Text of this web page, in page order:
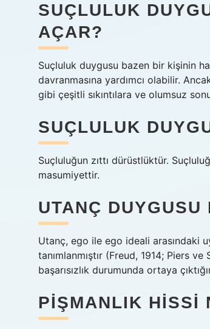
SUÇLULUK
AÇAR?
Suçluluk duygusu bazen bir kişinin
davranmasına yardımcı olabilir.
gibi çeşitli sıkıntılara ve olumsuz
SUÇLULUK
Suçluluğun zıttı dürüstlüktür.
masumiyettir.
UTANÇ
Utanç, ego ile ego ideali arasındaki
tanımlanmıştır (Freud, 1914; Piers
başarısızlık durumunda ortaya
PIŞMANLIK HISSI